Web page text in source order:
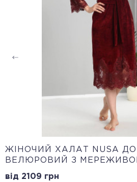
ЖІНОЧИЙ ХАЛАТ NUSA
ВЕЛЮРОВИЙ З
від 2109 грн